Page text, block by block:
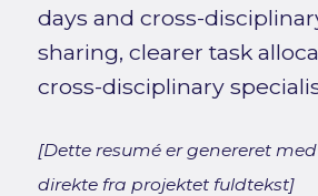
days and cross-
sharing, clearer task
cross-disciplinary
[Dette resumé er genereret
direkte fra projektet fuldtekst]